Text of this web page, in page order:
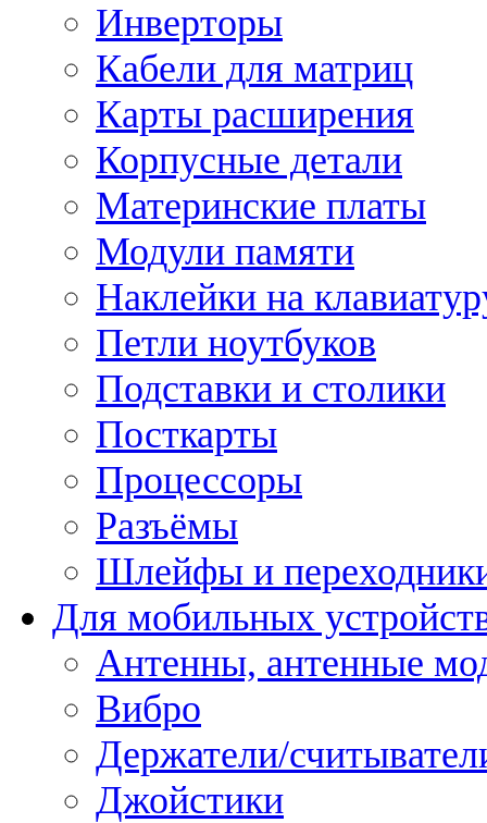
Инверторы
Кабели для матриц
Карты расширения
Корпусные детали
Материнские платы
Модули памяти
Наклейки на
Петли ноутбуков
Подставки и столики
Посткарты
Процессоры
Разъёмы
Шлейфы и
Для мобильных
Антенны, антенные
Вибро
Держатели/
Джойстики